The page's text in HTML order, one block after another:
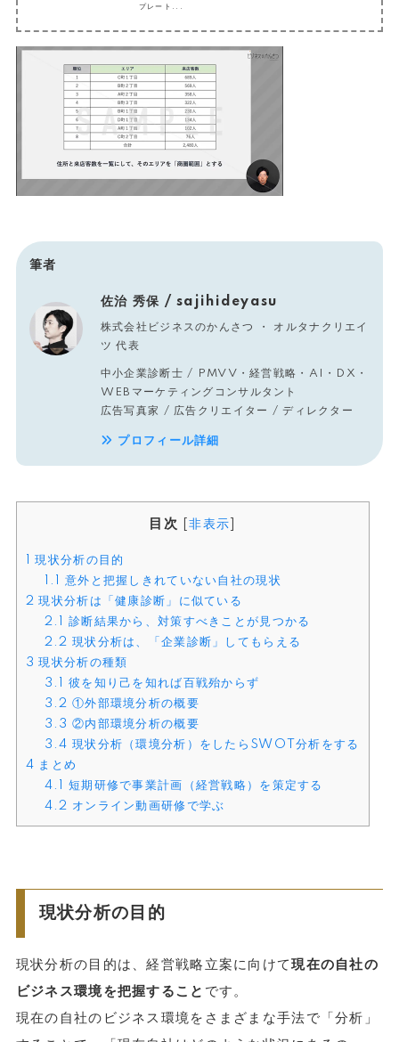
プレート...
筆者
佐治 秀保 / sajihideyasu
株式会社ビジネスのかんさつ ・ オルタナクリエイ
ツ 代表
中小企業診断士 / PMVV・経営戦略・AI・DX・
WEBマーケティングコンサルタント
広告写真家 / 広告クリエイター / ディレクター
プロフィール詳細
目次 [非表示
現状分析の目的
1.1
意外と把握しきれていない自社の現状
2 現状分析は「健康診断」に似ている
2.1
診断結果から、対策すべきことが見つかる
2.2 現状分析は、「企業診断」してもらえる
3 現状分析の種類
3.1
彼を知り己を知れば百戦殆からず
3.2 ①外部環境分析の概要
3.3 ②内部環境分析の概要
3.4 現状分析（環境分析）をしたらSWOT分析をする
4 まとめ
4.1
短期研修で事業計画（経営戦略）を策定する
4.2 オンライン動画研修で学ぶ
現状分析の目的
現状分析の目的は、経営戦略立案に向けて現在の自社の
ビジネス環境を把握すること です。
現在の自社のビジネス環境をさまざまな手法で「分析」